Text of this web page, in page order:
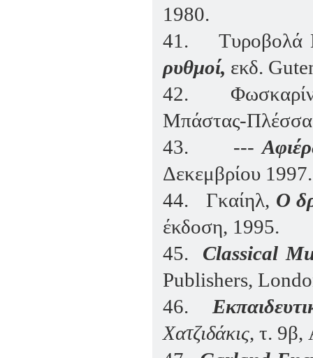
1980.
41.
Τυροβολά
ρυθμοί, εκδ.
42.
Μπάστας-
43.
---
Δεκεμβρίου 1997.
44.
Γκαίηλ, Ο
έκδοση, 1995.
45.
Classical
Publishers,
46.
Χατζιδάκις, τ. 9β,